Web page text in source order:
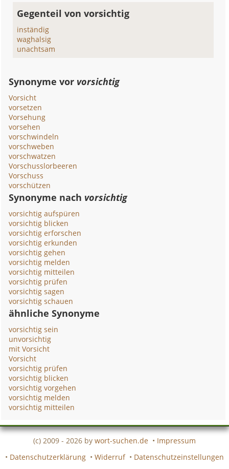
Gegenteil von vorsichtig
inständig
waghalsig
unachtsam
Synonyme vor vorsichtig
Vorsicht
vorsetzen
Vorsehung
vorsehen
vorschwindeln
vorschweben
vorschwatzen
Vorschusslorbeeren
Vorschuss
vorschützen
Synonyme nach vorsichtig
vorsichtig aufspüren
vorsichtig blicken
vorsichtig erforschen
vorsichtig erkunden
vorsichtig gehen
vorsichtig melden
vorsichtig mitteilen
vorsichtig prüfen
vorsichtig sagen
vorsichtig schauen
ähnliche Synonyme
vorsichtig sein
unvorsichtig
mit Vorsicht
Vorsicht
vorsichtig prüfen
vorsichtig blicken
vorsichtig vorgehen
vorsichtig melden
vorsichtig mitteilen
(c) 2009 - 2026 by wort-suchen.de • Impressum
• Datenschutzerklärung • Widerruf • Datenschutzeinstellungen